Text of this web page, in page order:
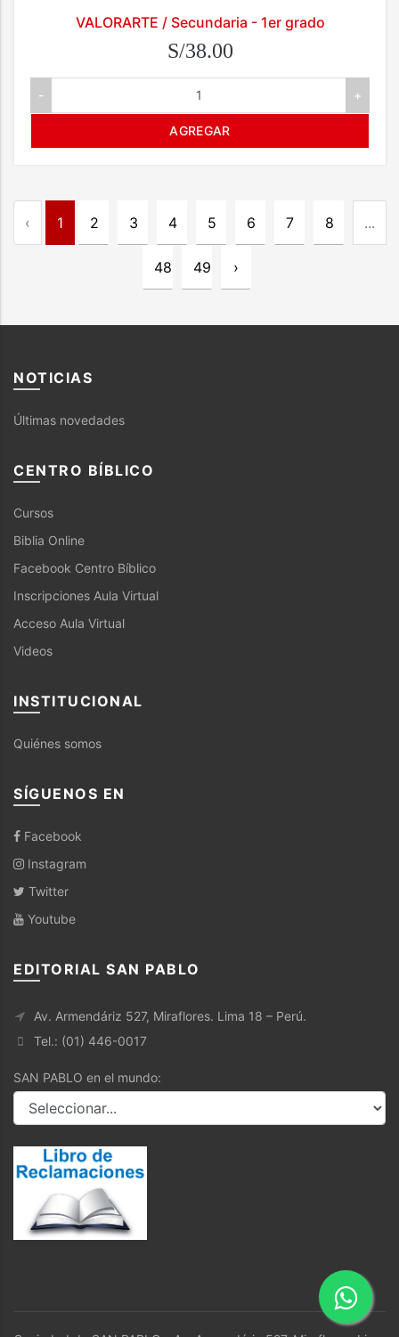
VALORARTE / Secundaria - 1er grado
S/38.00
- +
AGREGAR
‹ 1 2 3 4 5 6 7 8 ...
48 49 ›
NOTICIAS
Últimas novedades
CENTRO BÍBLICO
Cursos
Biblia Online
Facebook Centro Bíblico
Inscripciones Aula Virtual
Acceso Aula Virtual
Videos
INSTITUCIONAL
Quiénes somos
SÍGUENOS EN
Facebook
Instagram
Twitter
Youtube
EDITORIAL SAN PABLO
Av. Armendáriz 527, Miraflores. Lima 18 – Perú.
Tel.: (01) 446-0017
SAN PABLO en el mundo: